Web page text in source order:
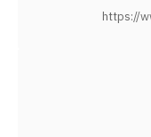
https://